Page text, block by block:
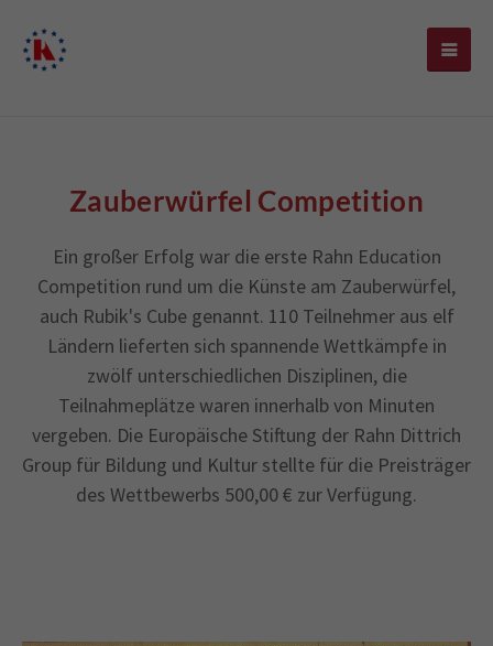
Zauberwürfel Competition
Ein großer Erfolg war die erste Rahn Education
Competition rund um die Künste am Zauberwürfel,
auch Rubik's Cube genannt. 110 Teilnehmer aus elf
Ländern lieferten sich spannende Wettkämpfe in
zwölf unterschiedlichen Disziplinen, die
Teilnahmeplätze waren innerhalb von Minuten
vergeben. Die Europäische Stiftung der Rahn Dittrich
Group für Bildung und Kultur stellte für die Preisträger
des Wettbewerbs 500,00 € zur Verfügung.